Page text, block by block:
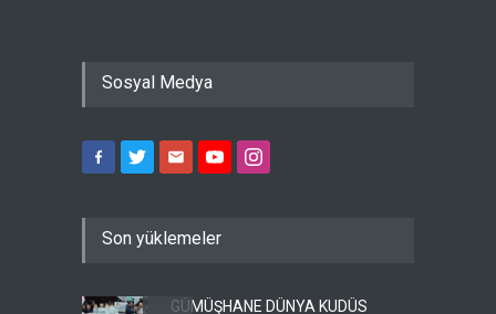
Sosyal Medya
Son yüklemeler
GÜMÜŞHANE DÜNYA KUDÜS